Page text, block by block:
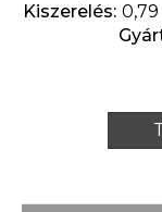
Kiszerelés: